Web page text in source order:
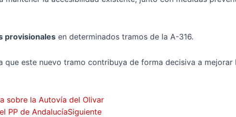
provisionales en determinados tramos de la A-316.
que este nuevo tramo contribuya de forma decisiva a
sobre la Autovía del Olivar
PP de AndalucíaSiguiente